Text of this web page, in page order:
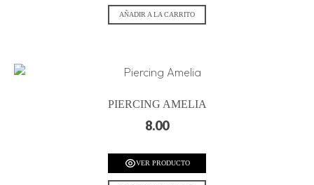
AÑADIR A LA CARRITO
PIERCING AMELIA
8.00
VER PRODUCTO